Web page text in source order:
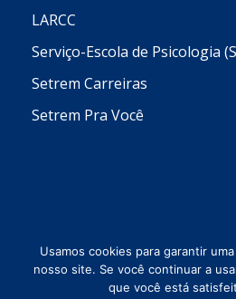
LARCC
Serviço-Escola de Psicologia
Setrem Carreiras
Setrem Pra Você
Usamos cookies para garantir
nosso site. Se você continuar a
que você está